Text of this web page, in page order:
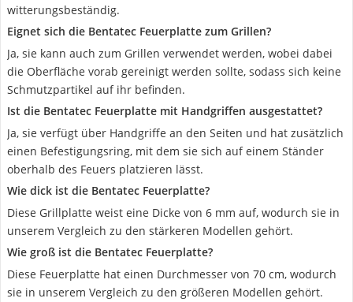
witterungsbeständig.
Eignet sich die Bentatec Feuerplatte zum Grillen?
Ja, sie kann auch zum Grillen verwendet werden, wobei dabei
die Oberfläche vorab gereinigt werden sollte, sodass sich keine
Schmutzpartikel auf ihr befinden.
Ist die Bentatec Feuerplatte mit Handgriffen ausgestattet?
Ja, sie verfügt über Handgriffe an den Seiten und hat zusätzlich
einen Befestigungsring, mit dem sie sich auf einem Ständer
oberhalb des Feuers platzieren lässt.
Wie dick ist die Bentatec Feuerplatte?
Diese Grillplatte weist eine Dicke von 6 mm auf, wodurch sie in
unserem Vergleich zu den stärkeren Modellen gehört.
Wie groß ist die Bentatec Feuerplatte?
Diese Feuerplatte hat einen Durchmesser von 70 cm, wodurch
sie in unserem Vergleich zu den größeren Modellen gehört.